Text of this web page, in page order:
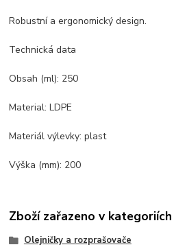
Robustní a ergonomický design.
Technická data
Obsah (ml): 250
Material: LDPE
Materiál výlevky: plast
Výška (mm): 200
Zboží zařazeno v kategoriích
Olejničky a rozprašovače